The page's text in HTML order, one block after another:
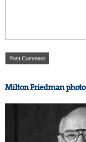
Milton Friedman photo